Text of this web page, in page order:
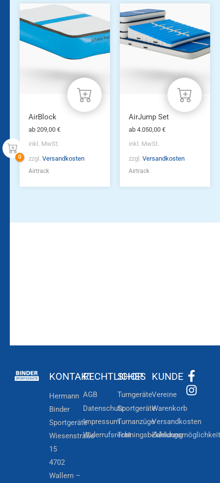
Produkt
weist
mehrere
Varianten
Produktseite
gewählt
AirBlock
ab 209,00 €
inkl. MwSt.
zzgl. Versandkosten
Airtrack
Dieses
Produkt
weist
mehrere
Varianten
Produktseite
gewählt
AirJump Set
ab 4.050,00 €
inkl. MwSt.
zzgl. Versandkosten
Airtrack
KONTAKT
Hermann
Binder
Sportgeräte
Wiesenstraße
15
4702
Wallern –
RECHTLICHES
AGB
Datenschutz
Impressum
Widerrufsrecht
SHOP
Turngeräte
Sportgeräte
Turnanzüge
Trainingsbekleidung
KUNDE
Vereine
Warenkorb
Versandkosten